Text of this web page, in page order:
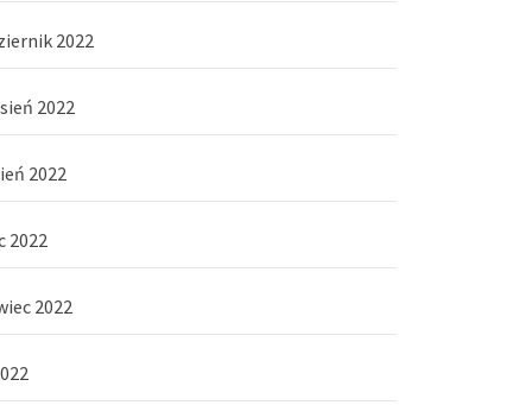
2022
2022
2022
2022
2022